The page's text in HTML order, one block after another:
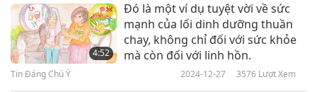
4:52
Đó là một ví dụ tuyệt vời về sức
mạnh của lối dinh dưỡng thuần
chay, không chỉ đối với sức khỏe
mà còn đối với linh hồn.
Tin Đáng Chú Ý 2024-12-27 3576 Lượt Xem